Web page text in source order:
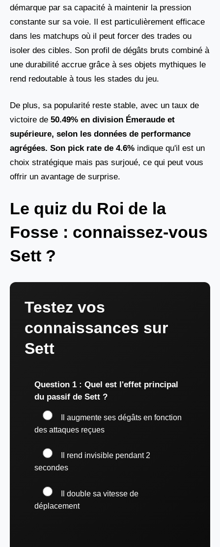
démarque par sa capacité à maintenir la pression
constante sur sa voie. Il est particulièrement efficace
dans les matchups où il peut forcer des trades ou
isoler des cibles. Son profil de dégâts bruts combiné à
une durabilité accrue grâce à ses objets mythiques le
rend redoutable à tous les stades du jeu.
De plus, sa popularité reste stable, avec un taux de
victoire de 50.49% en division Émeraude et
supérieure, selon les données de performance
agrégées. Son pick rate de 4.6% indique qu'il est un
choix stratégique mais pas surjoué, ce qui peut vous
offrir un avantage de surprise.
Le quiz du Roi de la
Fosse : connaissez-vous
Sett ?
Testez vos
connaissances sur
Sett
Question 1 : Quel est l'effet principal
du passif de Sett ?
Il augmente ses dégâts en fonction
des attaques reçues
Il rend invisible pendant 2
secondes
Il double sa vitesse de
déplacement